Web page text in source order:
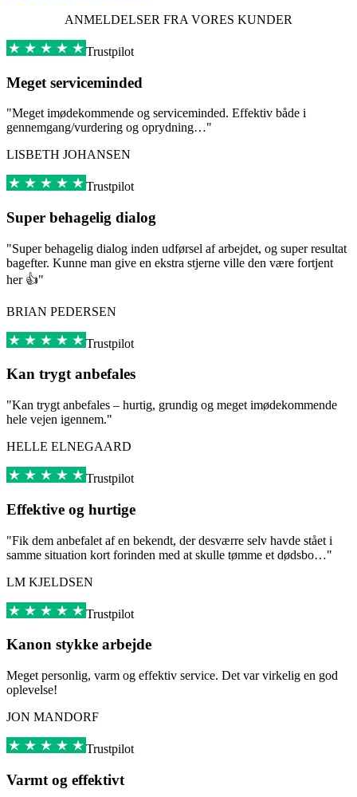
ANMELDELSER FRA VORES KUNDER
Trustpilot
Meget serviceminded
"Meget imødekommende og serviceminded. Effektiv både i
gennemgang/vurdering og oprydning…"
LISBETH JOHANSEN
Trustpilot
Super behagelig dialog
"Super behagelig dialog inden udførsel af arbejdet, og super resultat
bagefter. Kunne man give en ekstra stjerne ville den være fortjent
her 👍"
BRIAN PEDERSEN
Trustpilot
Kan trygt anbefales
"Kan trygt anbefales – hurtig, grundig og meget imødekommende
hele vejen igennem."
HELLE ELNEGAARD
Trustpilot
Effektive og hurtige
"Fik dem anbefalet af en bekendt, der desværre selv havde stået i
samme situation kort forinden med at skulle tømme et dødsbo…"
LM KJELDSEN
Trustpilot
Kanon stykke arbejde
Meget personlig, varm og effektiv service. Det var virkelig en god
oplevelse!
JON MANDORF
Trustpilot
Varmt og effektivt